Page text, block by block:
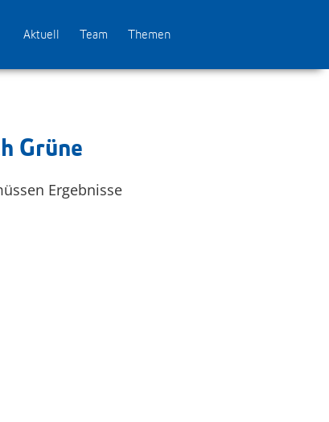
Aktuell Team Themen
Grüne
Ergebnisse